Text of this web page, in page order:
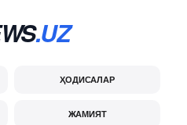
.UZ
ҲОДИСАЛАР
ЖАМИЯТ